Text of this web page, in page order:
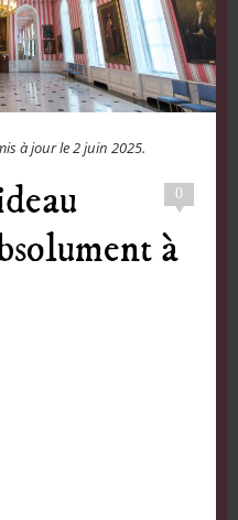
à jour le2 juin 2025.
0
à